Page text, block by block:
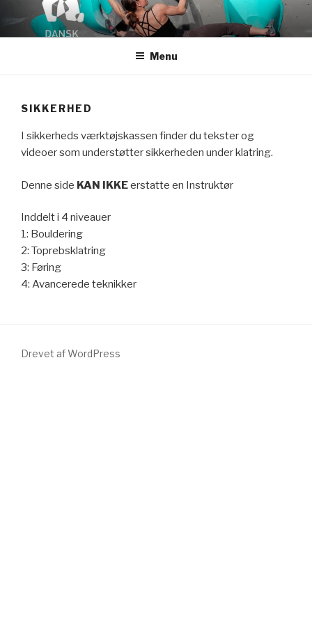
indhold
Menu
SIKKERHED
I sikkerheds værktøjskassen finder du tekster og
videoer som understøtter sikkerheden under klatring.
Denne side KAN IKKEerstatte en Instruktør
Inddelt i 4 niveauer
1: Bouldering
2: Toprebsklatring
3: Føring
4: Avancerede teknikker
Drevet af WordPress